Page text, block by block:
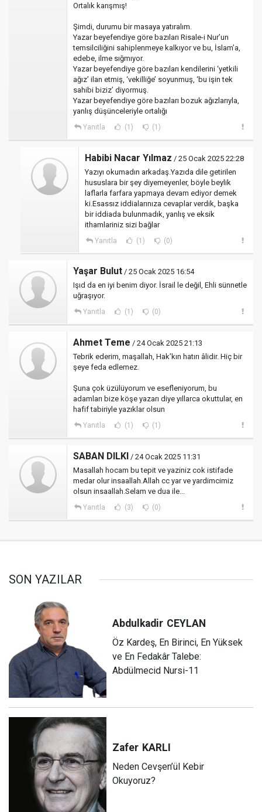
Ortalık karışmış!
Şimdi, durumu bir masaya yatıralım.
Yazar beyefendiye göre bazıları Risale-i Nur’un
temsilciliğini sahiplenmeye kalkıyor ve bu, İslam’a,
edebe, ilme sığmıyor.
Yazar beyefendiye göre bazıları kendilerini ‘yetkili
ağız’ ilan etmiş, ‘vekilliğe’ soyunmuş, ‘bu işin tek
sahibi biziz’ diyormuş.
Yazar beyefendiye göre bazıları bozuk ağızlarıyla,
yanlış düşünceleriyle ortalığı
Yanıtla (1) (1)
Habibi Nacar Yılmaz / 25 Ocak 2025 22:28
Yazıyı okumadın arkadaş.Yazıda dile getirilen
hususlara bir şey diyemeyenler, böyle beylik
laflarla farfara yapmaya devam ediyor demek
ki.Esassız iddialarınıza cevaplar verdik, başka
bir iddiada bulunmadık, yanlış ve eksik
ithamlariniz sizi bağlar
Yanıtla (1) (0)
Yaşar Bulut / 25 Ocak 2025 16:54
Işıd da en iyi benim diyor. İsrail le değil, Ehli sünnetle
uğraşıyor.
Yanıtla (1) (0)
Ahmet Teme / 24 Ocak 2025 21:13
Tebrik ederim, maşallah, Hak’kın hatırı âlidir. Hiç bir
şeye feda edlemez.
Şuna çok üzülüyorum ve esefleniyorum, bu
adamları bize köşe yazarı diye yıllarca okuttular, en
hafif tabiriyle yazıklar olsun
Yanıtla (1) (1)
SABAN DILKI / 24 Ocak 2025 11:31
Masallah hocam bu tepit ve yaziniz cok istifade
medar olur insaallah.Allah cc yar ve yardimcimiz
olsun insaallah.Selam ve dua ile...
Yanıtla (3) (0)
SON YAZILAR
Abdulkadir CEYLAN
Öz Kardeş, En Birinci, En Yüksek
ve En Fedakâr Talebe:
Abdülmecid Nursi-11
Zafer KARLI
Neden Cevşen’ül Kebir
Okuyoruz?